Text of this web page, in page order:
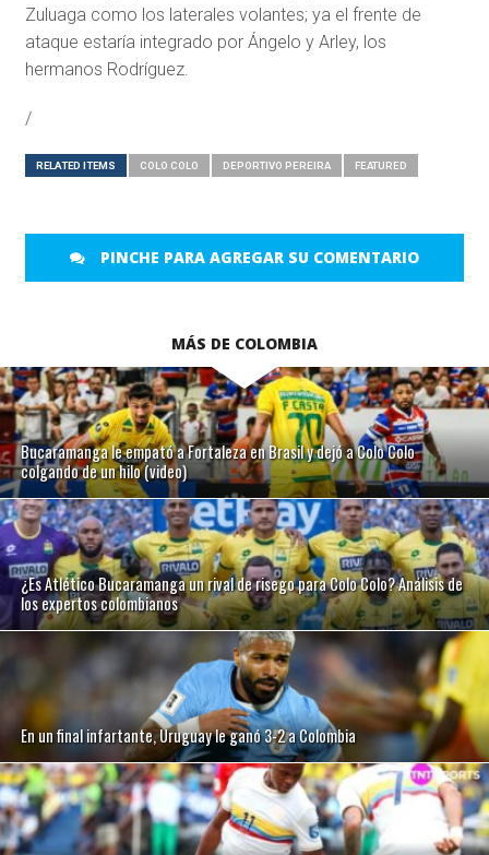
Zuluaga como los laterales volantes; ya el frente de
ataque estaría integrado por Ángelo y Arley, los
hermanos Rodríguez.
/
RELATED ITEMS COLO COLO DEPORTIVO PEREIRA FEATURED
PINCHE PARA AGREGAR SU COMENTARIO
MÁS DE COLOMBIA
Bucaramanga le empató a Fortaleza en Brasil y dejó a Colo Colo
colgando de un hilo (video)
¿Es Atlético Bucaramanga un rival de risego para Colo Colo? Análisis de
los expertos colombianos
En un final infartante, Uruguay le ganó 3-2 a Colombia